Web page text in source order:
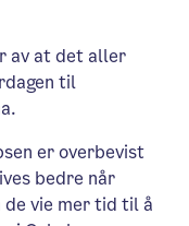
av at det aller
til
er overbevist
bedre når
vie mer tid til å